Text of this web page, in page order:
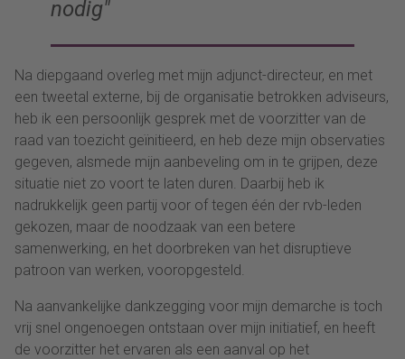
nodig
Na diepgaand overleg met mijn adjunct-directeur, en met
een tweetal externe, bij de organisatie betrokken adviseurs,
heb ik een persoonlijk gesprek met de voorzitter van de
raad van toezicht geïnitieerd, en heb deze mijn observaties
gegeven, alsmede mijn aanbeveling om in te grijpen, deze
situatie niet zo voort te laten duren. Daarbij heb ik
nadrukkelijk geen partij voor of tegen één der rvb-leden
gekozen, maar de noodzaak van een betere
samenwerking, en het doorbreken van het disruptieve
patroon van werken, vooropgesteld.
Na aanvankelijke dankzegging voor mijn demarche is toch
vrij snel ongenoegen ontstaan over mijn initiatief, en heeft
de voorzitter het ervaren als een aanval op het